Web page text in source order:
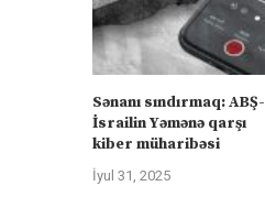
Sənanı sındırmaq: ABŞ-
İsrailin Yəmənə qarşı
kiber müharibəsi
İyul 31, 2025